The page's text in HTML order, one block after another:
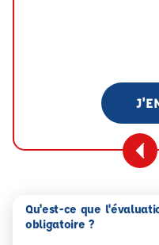
Qu'est-ce que
obligatoire ?